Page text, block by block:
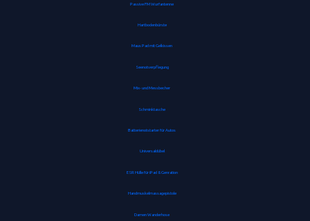
Passive FM Wurfantenne
Hartbodenbürste
Maus Pad mit Gelkissen
Seenotverpflegung
Mix- und Messbecher
Schminktasche
Batterienotstarter für Autos
Universaldübel
ESR Hülle für iPad 8. Genration
Handmuskelmassagepistole
Damen Wanderhose